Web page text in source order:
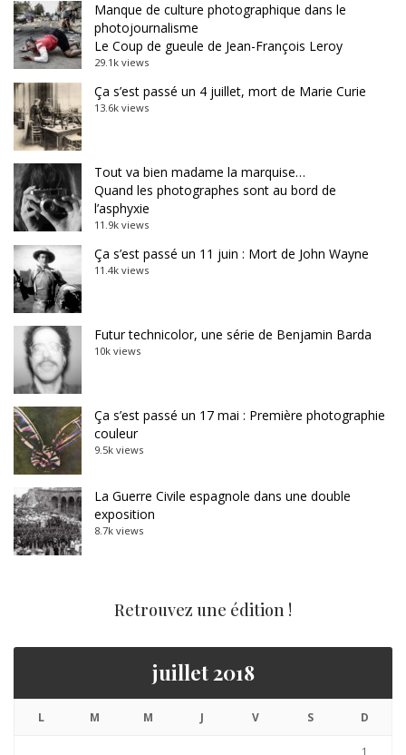
Manque de culture photographique dans le
photojournalisme
Le Coup de gueule de Jean-François Leroy
29.1k views
Ça s’est passé un 4 juillet, mort de Marie Curie
13.6k views
Tout va bien madame la marquise…
Quand les photographes sont au bord de
l’asphyxie
11.9k views
Ça s’est passé un 11 juin : Mort de John Wayne
11.4k views
Futur technicolor, une série de Benjamin Barda
10k views
Ça s’est passé un 17 mai : Première photographie
couleur
9.5k views
La Guerre Civile espagnole dans une double
exposition
8.7k views
Retrouvez une édition !
juillet 2018
L M M J V S D